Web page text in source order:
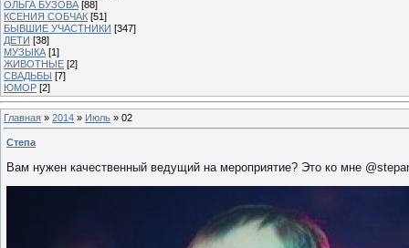
ОЛЬГА БУЗОВА [88]
КСЕНИЯ СОБЧАК [51]
БЫВШИЕ УЧАСТНИКИ [347]
ДЕТИ [38]
МУЗЫКА [1]
ЖИВОТНЫЕ [2]
СВАДЬБЫ [7]
ЮМОР [2]
Главная » 2014 » Июль » 02
Степа
Вам нужен качественный ведущий на мероприятие? Это ко мне